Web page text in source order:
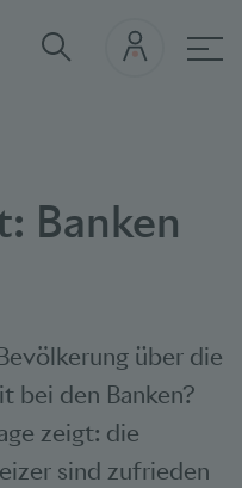
Banken
über die
bei den Banken?
zeigt: die
sind zufrieden